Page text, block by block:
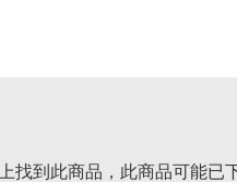
找到此商品，此商品可能已